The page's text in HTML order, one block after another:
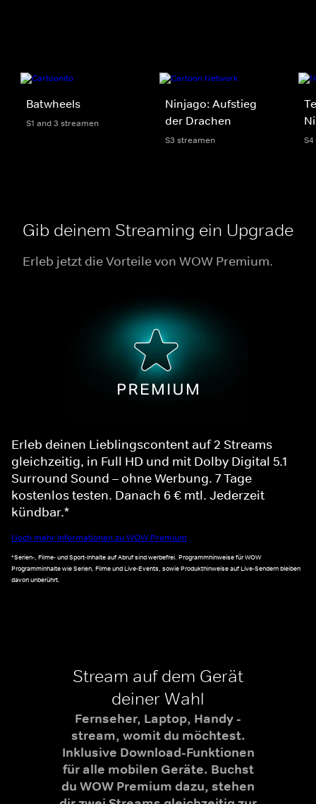
Batwheels
S1 and 3 streamen
Ninjago: Aufstieg
der Drachen
S3 streamen
Gib deinem Streaming ein Upgrade
Erleb jetzt die Vorteile von WOW Premium.
Erleb deinen Lieblingscontent auf 2 Streams
gleichzeitig, in Full HD und mit Dolby Digital 5.1
Surround Sound – ohne Werbung. 7 Tage
kostenlos testen. Danach 6 € mtl. Jederzeit
kündbar.*
Noch mehr Informationen zu WOW Premium
*Serien-, Filme- und Sport-Inhalte auf Abruf sind werbefrei. Programmhinweise für WOW
Programminhalte wie Serien, Filme und Live-Events, sowie Produkthinweise auf Live-Sendern bleiben
davon unberührt.
Stream auf dem Gerät
deiner Wahl
Fernseher, Laptop, Handy -
stream, womit du möchtest.
Inklusive Download-Funktionen
für alle mobilen Geräte. Buchst
du WOW Premium dazu, stehen